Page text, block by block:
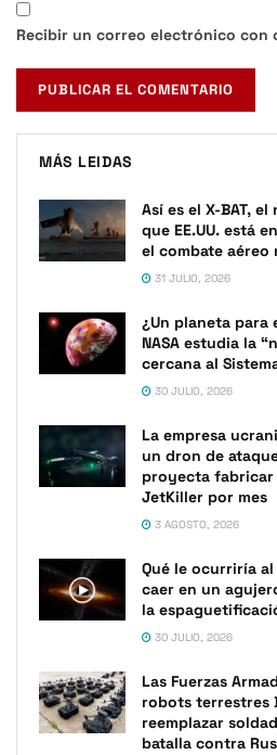
Recibir un correo electrónico con
MÁS LEIDAS
Así es el X-BAT,
que EE.UU. está
el combate aéreo
31 JULIO, 2026
¿Un planeta para
NASA estudia la
cercana al
30 JULIO, 2026
La empresa
un dron de
proyecta
JetKiller por mes
3 AGOSTO, 2026
Qué le ocurriría
caer en un
la
30 JULIO, 2026
Las Fuerzas
robots terrestres
reemplazar
batalla contra